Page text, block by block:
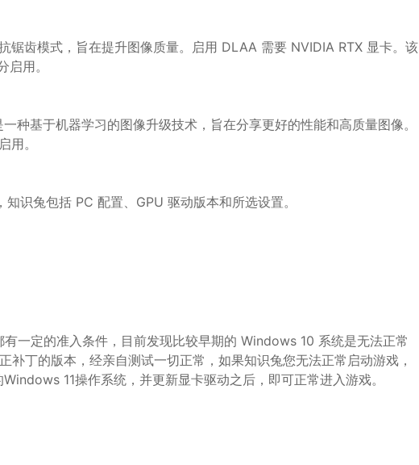
锯齿模式，旨在提升图像质量。启用 DLAA 需要 NVIDIA RTX 显卡。该
用。
种基于机器学习的图像升级技术，旨在分享更好的性能和高质量图像。
用。
识兔包括 PC 配置、GPU 驱动版本和所选设置。
一定的准入条件，目前发现比较早期的 Windows 10 系统是无法正常
补丁的版本，经亲自测试一切正常，如果知识兔您无法正常启动游戏，
11操作系统，并更新显卡驱动之后，即可正常进入游戏。